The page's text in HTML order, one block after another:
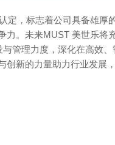
定，标志着公司具备雄厚
力。未来MUST 美世乐将
管理力度，深化在高效
创新的力量助力行业发展